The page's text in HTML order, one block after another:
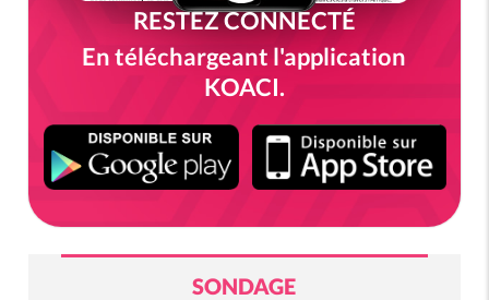
RESTEZ CONNECTÉ
En téléchargeant l'application
KOACI.
SONDAGE